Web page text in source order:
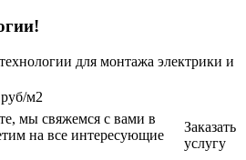
для монтажа электрики и
м2
мы свяжемся с вами в
на все интересующие
Заказать
услугу